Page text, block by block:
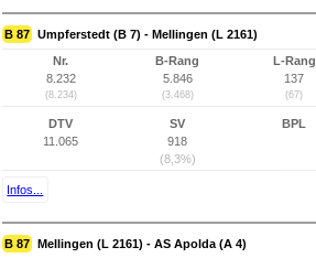
B 87 Umpferstedt (B 7) - Mellingen (L 2161)
Nr.
8.232
(8.234)
B-Rang
5.846
(3.468)
L-Rang
137
(67)
DTV
11.065
SV
918
(8,3%)
BPL
Infos...
B 87 Mellingen (L 2161) - AS Apolda (A 4)